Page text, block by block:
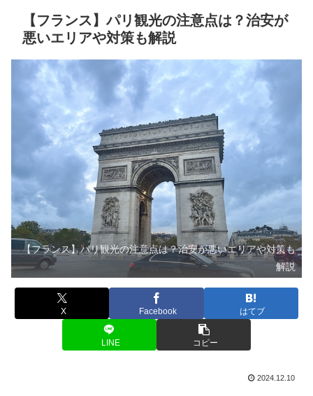
【フランス】パリ観光の注意点は？治安が
悪いエリアや対策も解説
【フランス】パリ観光の注意点は？治安が悪いエリアや対策も
解説
X Facebook はてブ
LINE コピー
2024.12.10